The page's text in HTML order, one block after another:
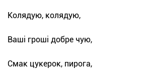
Колядую, колядую,
Вашi грошi добре чую,
Смак цукерок, пирога,